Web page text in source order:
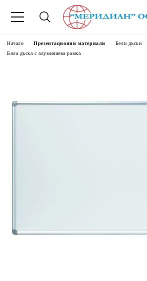
Начало Презентационни материали
Бели дъски
Бяла дъска с алуминиева рамка